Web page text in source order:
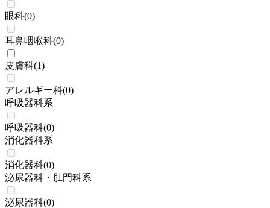
眼科(0)
耳鼻咽喉科(0)
皮膚科(1)
アレルギー科(0)
呼吸器科系
呼吸器科(0)
消化器科系
消化器科(0)
泌尿器科・肛門科系
泌尿器科(0)